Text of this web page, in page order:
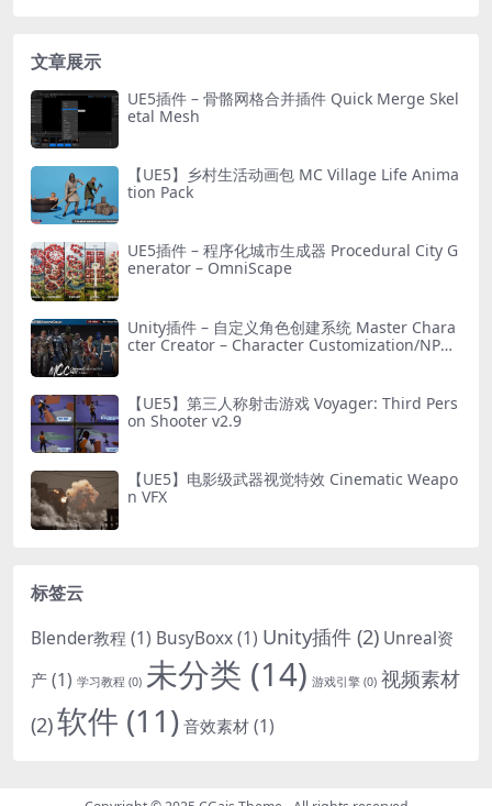
文章展示
UE5插件 – 骨骼网格合并插件 Quick Merge Skel
etal Mesh
【UE5】乡村生活动画包 MC Village Life Anima
tion Pack
UE5插件 – 程序化城市生成器 Procedural City G
enerator – OmniScape
Unity插件 – 自定义角色创建系统 Master Chara
cter Creator – Character Customization/NPC
【UE5】第三人称射击游戏 Voyager: Third Pers
on Shooter v2.9
【UE5】电影级武器视觉特效 Cinematic Weapo
n VFX
标签云
Blender教程 (1) BusyBoxx(1) Unity插件 (2) Unreal资
产(1) 学习教程 (0) 未分类 (14) 游戏引擎 (0) 视频素材
(2)软件 (11)音效素材(1)